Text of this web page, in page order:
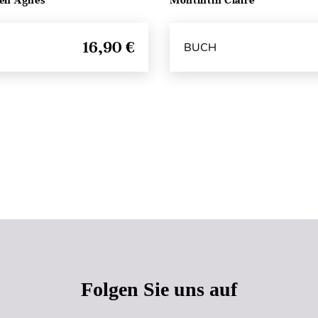
16,90 € BUCH
Folgen Sie uns auf